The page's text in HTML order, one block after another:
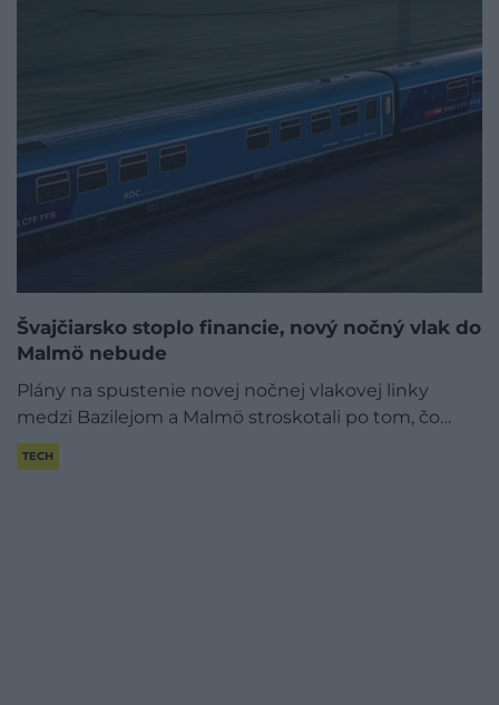
Švajčiarsko stoplo financie, nový nočný vlak do
Malmö nebude
Plány na spustenie novej nočnej vlakovej linky
medzi Bazilejom a Malmö stroskotali po tom, čo…
TECH